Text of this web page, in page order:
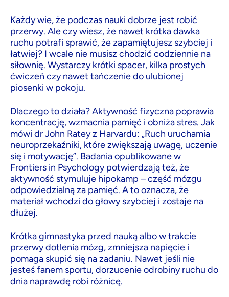
Każdy wie, że podczas nauki dobrze jest robić
przerwy. Ale czy wiesz, że nawet krótka dawka
ruchu potrafi sprawić, że zapamiętujesz szybciej i
łatwiej? I wcale nie musisz chodzić codziennie na
siłownię. Wystarczy krótki spacer, kilka prostych
ćwiczeń czy nawet tańczenie do ulubionej
piosenki w pokoju.
Dlaczego to działa? Aktywność fizyczna poprawia
koncentrację, wzmacnia pamięć i obniża stres. Jak
mówi dr John Ratey z Harvardu: „Ruch uruchamia
neuroprzekaźniki, które zwiększają uwagę, uczenie
się i motywację”. Badania opublikowane w
Frontiers in Psychology potwierdzają też, że
aktywność stymuluje hipokamp – część mózgu
odpowiedzialną za pamięć. A to oznacza, że
materiał wchodzi do głowy szybciej i zostaje na
dłużej.
Krótka gimnastyka przed nauką albo w trakcie
przerwy dotlenia mózg, zmniejsza napięcie i
pomaga skupić się na zadaniu. Nawet jeśli nie
jesteś fanem sportu, dorzucenie odrobiny ruchu do
dnia naprawdę robi różnicę.